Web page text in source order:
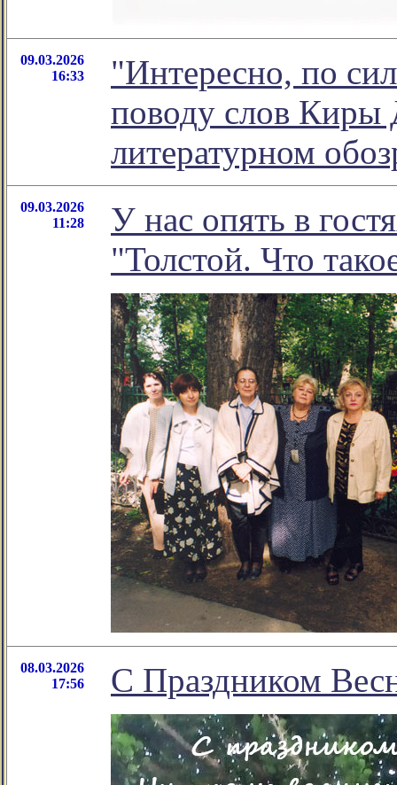
09.03.2026
16:33
"Интересно, по
поводу слов Киры
литературном
09.03.2026
11:28
У нас опять в
"Толстой. Что
08.03.2026
17:56
С Праздником